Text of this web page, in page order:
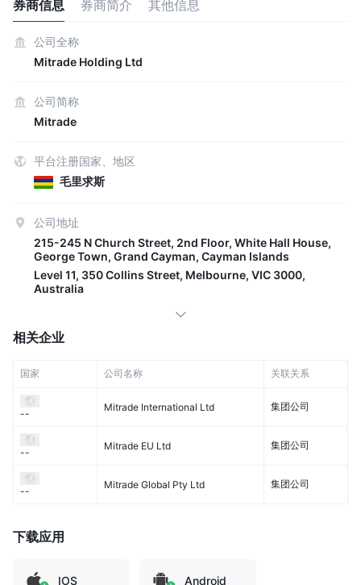
券商信息 券商简介 其他信息
公司全称
Mitrade Holding Ltd
公司简称
Mitrade
平台注册国家、地区
毛里求斯
公司地址
215-245 N Church Street, 2nd Floor, White Hall House,
George Town, Grand Cayman, Cayman Islands
Level 11, 350 Collins Street, Melbourne, VIC 3000,
Australia
相关企业
国家 公司名称 关联关系
--
Mitrade International Ltd 集团公司
--
Mitrade EU Ltd 集团公司
--
Mitrade Global Pty Ltd 集团公司
下载应用
IOS Android